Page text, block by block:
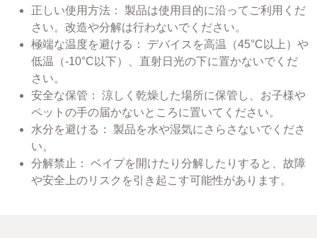
正しい使用方法： 製品は使用目的に沿ってご利用くだ
さい。改造や分解は行わないでください。
極端な温度を避ける： デバイスを高温（45°C以上）や
低温（-10°C以下）、直射日光の下に置かないでくだ
さい。
安全な保管： 涼しく乾燥した場所に保管し、お子様や
ペットの手の届かないところに置いてください。
水分を避ける： 製品を水や湿気にさらさないでくださ
い。
分解禁止： ベイプを開けたり分解したりすると、故障
や安全上のリスクを引き起こす可能性があります。